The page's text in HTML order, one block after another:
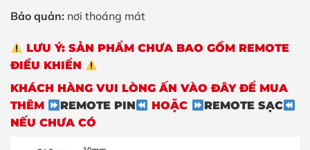
Bảo quản: nơi thoáng mát
LƯU Ý: SẢN PHẨM CHƯA BAO GỒM REMOTE
ĐIỀU KHIỂN
KHÁCH HÀNG VUI LÒNG ẤN VÀO ĐÂY ĐỂ MUA
THÊM
REMOTE PIN HOẶC
REMOTE SẠC
NẾU CHƯA CÓ